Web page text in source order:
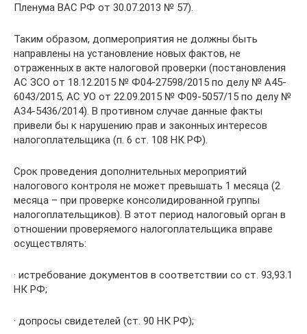
Пленума ВАС РФ от 30.07.2013 № 57).
Таким образом, допмероприятия не должны быть
направлены на установление новых фактов, не
отраженных в акте налоговой проверки (постановления
АС ЗСО от 18.12.2015 № Ф04-27598/2015 по делу № А45-
6043/2015, АС УО от 22.09.2015 № Ф09-5057/15 по делу №
А34-5436/2014). В противном случае данные факты
привели бы к нарушению прав и законных интересов
налогоплательщика (п. 6 ст. 108 НК РФ).
Срок проведения дополнительных мероприятий
налогового контроля не может превышать 1 месяца (2
месяца – при проверке консолидированной группы
налогоплательщиков). В этот период налоговый орган в
отношении проверяемого налогоплательщика вправе
осуществлять:
· истребование документов в соответствии со ст. 93,93.1
НК РФ;
· допросы свидетелей (ст. 90 НК РФ);